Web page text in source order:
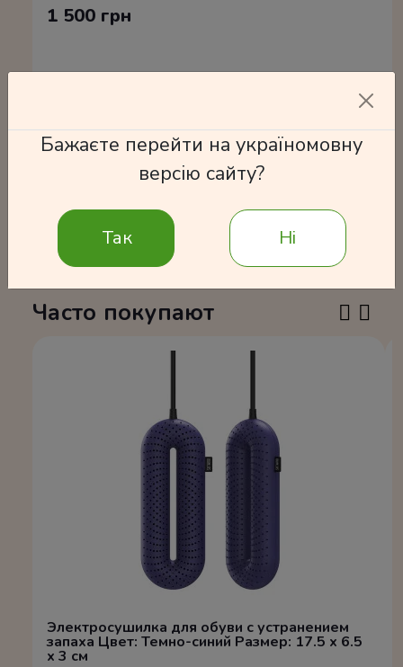
1 500 грн
В корзину
Часто покупают
Электросушилка для обуви с устранением
запаха Цвет: Темно-синий Размер: 17.5 x 6.5
x 3 см
Бажаєте перейти на україномовну
версію сайту?
Так Ні